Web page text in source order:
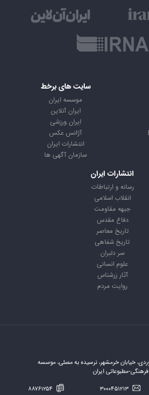
سایت های برخط
موسسه ایران
ایران آنلاین
ایران ورزشی
آژانس عکس
انتشارات ایران
سازمان آگهی ها
انتشارات ایران
رسانه و ارتباطات
انقلاب اسلامی
جبهه مقاومت
دفاع مقدس
تاریخ معاصر
تاریخ شفاهی
سر دلبران
علوم انسانی
آثار زرشناس
روایت مردم
خیابان خرمشهر، نرسیده به مصلی، موسسه
فرهنگی-مطبوعاتی ایران